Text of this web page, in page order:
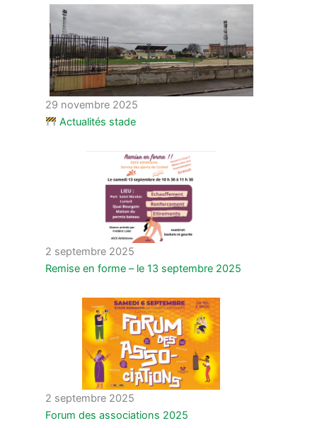
29 novembre 2025
Actualités stade
2 septembre 2025
Remise en forme – le 13 septembre 2025
2 septembre 2025
Forum des associations 2025